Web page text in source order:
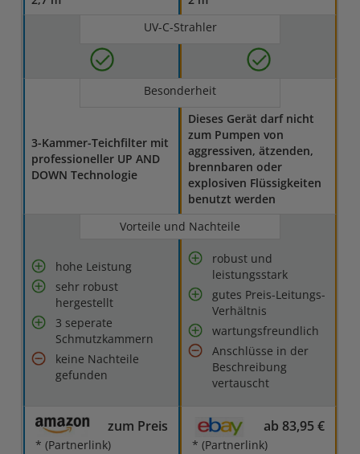
UV-C-Strahler
Besonderheit
3-Kammer-Teichfilter mit
professioneller UP AND
DOWN Technologie
Dieses Gerät darf nicht
zum Pumpen von
aggressiven, ätzenden,
brennbaren oder
explosiven Flüssigkeiten
benutzt werden
Vorteile und Nachteile
hohe Leistung
sehr robust
hergestellt
3 seperate
Schmutzkammern
keine Nachteile
gefunden
robust und
leistungsstark
gutes Preis-Leitungs-
Verhältnis
wartungsfreundlich
Anschlüsse in der
Beschreibung
vertauscht
zum Preis
* (Partnerlink)
ab 83,95 €
* (Partnerlink)